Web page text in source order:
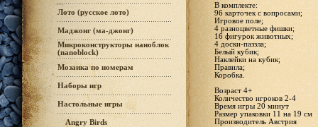
Лото (русское лото)
Маджонг (ма-джонг)
Микроконструкторы наноблок
(nanoblock)
Мозаика по номерам
Наборы игр
Настольные игры
Angry Birds
В комплекте:
96 карточек с вопросами;
Игровое поле;
4 разноцветные фишки;
16 фигурок животных;
4 доски-паззла;
Белый кубик;
Наклейки на кубик;
Правила;
Коробка.
Возраст 4+
Количество игроков 2-4
Время игры 20 минут
Размер упаковки 11 на 19 см
Производитель Австрия